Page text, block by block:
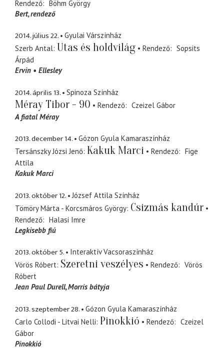
Rendező
Böhm György
Bert rendező
2014. július 22.
Gyulai Várszínház
Szerb Antal Utas és holdvilág Rendező
Sopsits
Árpád
Ervin
Ellesley
2014. április 13. Spinoza Színház
Méray Tibor - 90 Rendező
Czeizel Gábor
A fiatal Méray
2013. december 14.
Gózon Gyula Kamaraszínház
Tersánszky Józsi Jenő Kakuk Marci Rendező
Fige
Attila
Kakuk Marci
2013. október 12.
József Attila Színház
Tömöry Márta - Korcsmáros György Csizmás kandúr
Rendező
Halasi Imre
Legkisebb fiú
2013. október 5.
Interaktív Vacsoraszínház
Vörös Róbert Szeretni veszélyes Rendező
Vörös
Róbert
Jean Paul Durell Morris bátyja
2013. szeptember 28.
Gózon Gyula Kamaraszínház
Carlo Collodi - Litvai Nelli Pinokkió Rendező
Czeizel
Gábor
Pinokkió